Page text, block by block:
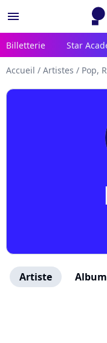
menu
Billetterie Star
Accueil / Artistes / Pop,
Artiste